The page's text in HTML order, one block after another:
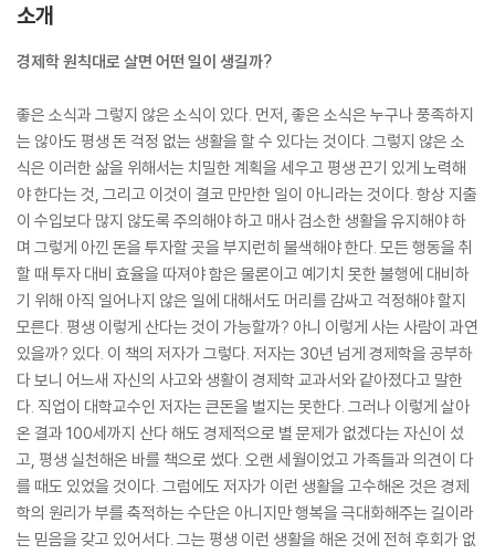
소개
경제학 원칙대로 살면 어떤 일이 생길까?
좋은 소식과 그렇지 않은 소식이 있다. 먼저, 좋은 소식은 누구나 풍족하지
는 않아도 평생 돈 걱정 없는 생활을 할 수 있다는 것이다. 그렇지 않은 소
식은 이러한 삶을 위해서는 치밀한 계획을 세우고 평생 끈기 있게 노력해
야 한다는 것, 그리고 이것이 결코 만만한 일이 아니라는 것이다. 항상 지출
이 수입보다 많지 않도록 주의해야 하고 매사 검소한 생활을 유지해야 하
며 그렇게 아낀 돈을 투자할 곳을 부지런히 물색해야 한다. 모든 행동을 취
할 때 투자 대비 효율을 따져야 함은 물론이고 예기치 못한 불행에 대비하
기 위해 아직 일어나지 않은 일에 대해서도 머리를 감싸고 걱정해야 할지
모른다. 평생 이렇게 산다는 것이 가능할까? 아니 이렇게 사는 사람이 과연
있을까? 있다. 이 책의 저자가 그렇다. 저자는 30년 넘게 경제학을 공부하
다 보니 어느새 자신의 사고와 생활이 경제학 교과서와 같아졌다고 말한
다. 직업이 대학교수인 저자는 큰돈을 벌지는 못한다. 그러나 이렇게 살아
온 결과 100세까지 산다 해도 경제적으로 별 문제가 없겠다는 자신이 섰
고, 평생 실천해온 바를 책으로 썼다. 오랜 세월이었고 가족들과 의견이 다
를 때도 있었을 것이다. 그럼에도 저자가 이런 생활을 고수해온 것은 경제
학의 원리가 부를 축적하는 수단은 아니지만 행복을 극대화해주는 길이라
는 믿음을 갖고 있어서다. 그는 평생 이런 생활을 해온 것에 전혀 후회가 없